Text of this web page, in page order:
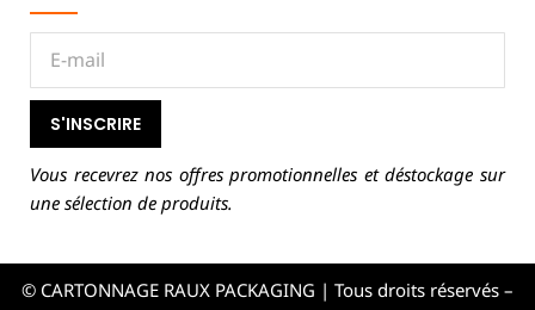
S'INSCRIRE
Vous recevrez nos offres promotionnelles et déstockage sur
une sélection de produits.
© CARTONNAGE RAUX PACKAGING | Tous droits réservés –